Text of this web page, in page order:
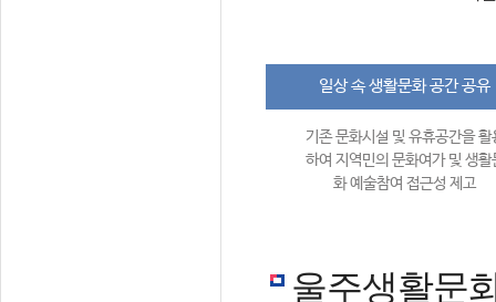
일상 속 생활문화 공간 공유
기존 문화시설 및 유휴공간을 활
하여 지역민의 문화여가 및 생활
화 예술참여 접근성 제고
울주생활문